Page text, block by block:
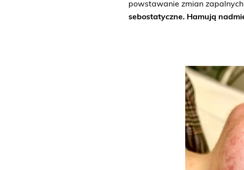
powstawanie zmian
sebostatyczne. Hamują